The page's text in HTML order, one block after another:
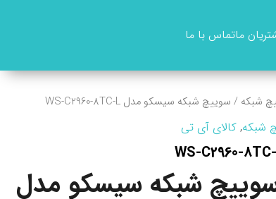
ماتماس با ما
شبکه / سوييچ شبکه سيسکو مدل WS-C2960-8TC-L
شبکه,کالای آی تی
شبکه سيسکو مدل